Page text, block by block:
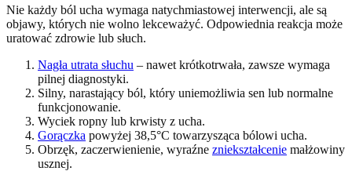
Nie każdy ból ucha wymaga natychmiastowej interwencji, ale są
objawy, których nie wolno lekceważyć. Odpowiednia reakcja może
uratować zdrowie lub słuch.
Nagła utrata słuchu – nawet krótkotrwała, zawsze wymaga
pilnej diagnostyki.
Silny, narastający ból, który uniemożliwia sen lub normalne
funkcjonowanie.
Wyciek ropny lub krwisty z ucha.
Gorączka powyżej 38,5°C towarzysząca bólowi ucha.
Obrzęk, zaczerwienienie, wyraźne zniekształcenie małżowiny
usznej.